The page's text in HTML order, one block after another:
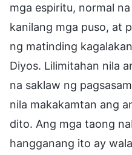
mga espiritu, normal
kanilang mga puso, at
ng matinding
Diyos. Lilimitahan nila
na saklaw ng
nila makakamtan ang
dito. Ang mga taong
hangganang ito ay